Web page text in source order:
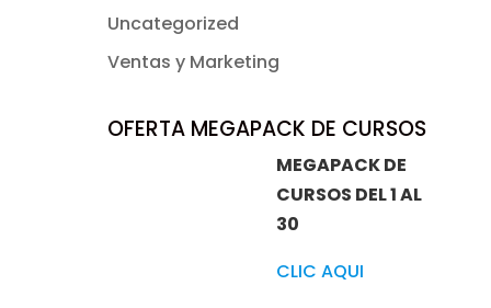
Uncategorized
Ventas y Marketing
OFERTA MEGAPACK DE CURSOS
MEGAPACK DE
CURSOS DEL 1 AL
30
CLIC AQUI